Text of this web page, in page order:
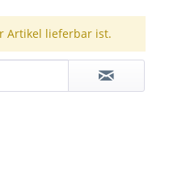
Artikel lieferbar ist.